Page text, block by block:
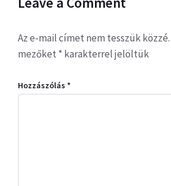
Az e-mail címet nem tesszük közzé.
mezőket * karakterrel jelöltük
Hozzászólás *